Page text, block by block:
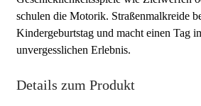
schulen die Motorik. Straßenmalkreide
Kindergeburtstag und macht einen Tag
unvergesslichen Erlebnis.
Details zum Produkt